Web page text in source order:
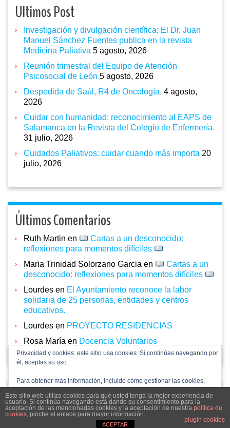
Ultimos Post
Investigación y divulgación científica: El Dr. Juan
Manuel Sánchez Fuentes publica en la revista
Medicina Paliativa 5 agosto, 2026
Reunión trimestral del Equipo de Atención
Psicosocial de León 5 agosto, 2026
Despedida de Saúl, R4 de Oncología. 4 agosto,
2026
Cuidar con humanidad: reconocimiento al EAPS de
Salamanca en la Revista del Colegio de Enfermería.
31 julio, 2026
Cuidados Paliativos: cuidar cuando más importa 20
julio, 2026
Últimos Comentarios
Ruth Martin en
Cartas a un desconocido:
reflexiones para momentos difíciles
Maria Trinidad Solorzano Garcia en
Cartas a un
desconocido: reflexiones para momentos difíciles
Lourdes en El Ayuntamiento reconoce la labor
solidaria de 25 personas, entidades y centros
educativos.
Lourdes en PROYECTO RESIDENCIAS
Rosa María en Docencia Voluntarios
acpdcastillayleon.com 2024
Este sitio web utiliza cookies para que usted tenga la mejor experiencia de
usuario. Si continúa navegando está dando su consentimiento para la
aceptación de las mencionadas cookies y la aceptación de nuestra política de
cookies, pinche el enlace para mayor información.
plugin cookies
ACEPTAR
Privacidad y cookies: este sitio usa cookies. Si continúas navegando por
él, aceptas su uso.
Para obtener más información, incluido cómo gestionar las cookies,